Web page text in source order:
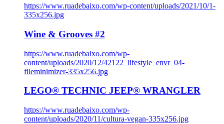
https://www.ruadebaixo.com/wp-content/uploads/2021/10/1-
335x256.jpg
Wine & Grooves #2
https://www.ruadebaixo.com/wp-
content/uploads/2020/12/42122_lifestyle_envr_04-
fileminimizer-335x256.jpg
LEGO® TECHNIC JEEP® WRANGLER
https://www.ruadebaixo.com/wp-
content/uploads/2020/11/cultura-vegan-335x256.jpg